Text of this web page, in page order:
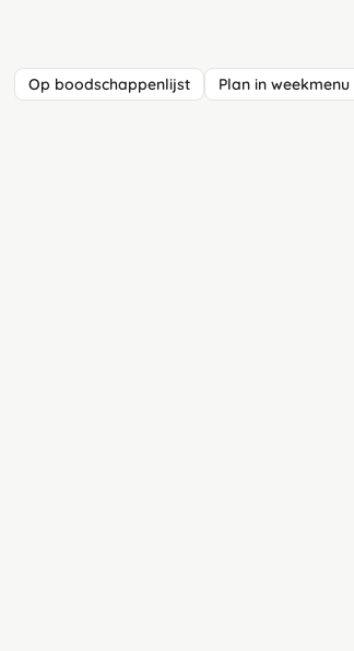
Op boodschappenlijst Plan in weekmenu